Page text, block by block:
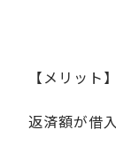
【メリット】
返済額が借